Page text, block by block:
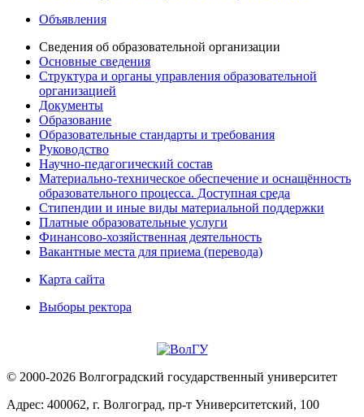
Объявления
Сведения об образовательной организации
Основные сведения
Структура и органы управления образовательной
организацией
Документы
Образование
Образовательные стандарты и требования
Руководство
Научно-педагогический состав
Материально-техническое обеспечение и оснащённость
образовательного процесса. Доступная среда
Стипендии и иные виды материальной поддержки
Платные образовательные услуги
Финансово-хозяйственная деятельность
Вакантные места для приема (перевода)
Карта сайта
Выборы ректора
© 2000-2026 Волгоградский государственный университет
Адрес: 400062, г. Волгоград, пр-т Университетский, 100